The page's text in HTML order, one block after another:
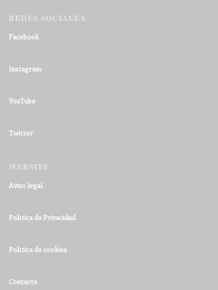
REDES SOCIALES
Facebook
Instagram
YouTube
Twitter
WEBSITE
Aviso legal
Política de Privacidad
Política de cookies
Contacto